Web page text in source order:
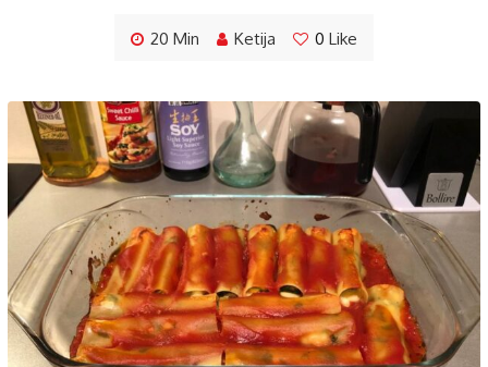
20 Min Ketija 0 Like